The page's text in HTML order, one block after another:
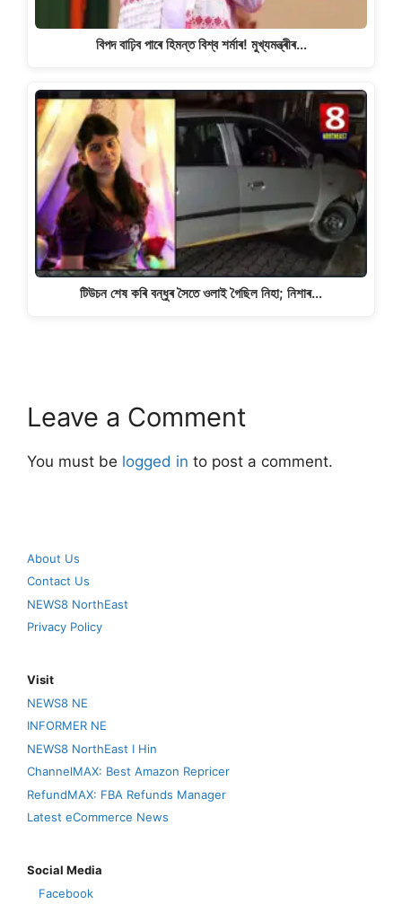
বিপদ বাঢ়িব পাৰে হিমন্ত বিশ্ব শৰ্মাৰ! মুখ্যমন্ত্ৰীৰ…
টিউচন শেষ কৰি বন্ধুৰ সৈতে ওলাই গৈছিল নিহা; নিশাৰ…
Leave a Comment
You must be logged in to post a comment.
About Us
Contact Us
NEWS8 NorthEast
Privacy Policy
Visit
NEWS8 NE
INFORMER NE
NEWS8 NorthEast I Hin
ChannelMAX: Best Amazon Repricer
RefundMAX: FBA Refunds Manager
Latest eCommerce News
Social Media
Facebook